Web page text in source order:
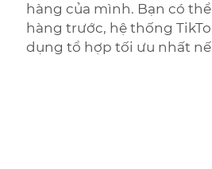
hàng của mình. Bạn có
hàng trước, hệ thống
dụng tổ hợp tối ưu nhất